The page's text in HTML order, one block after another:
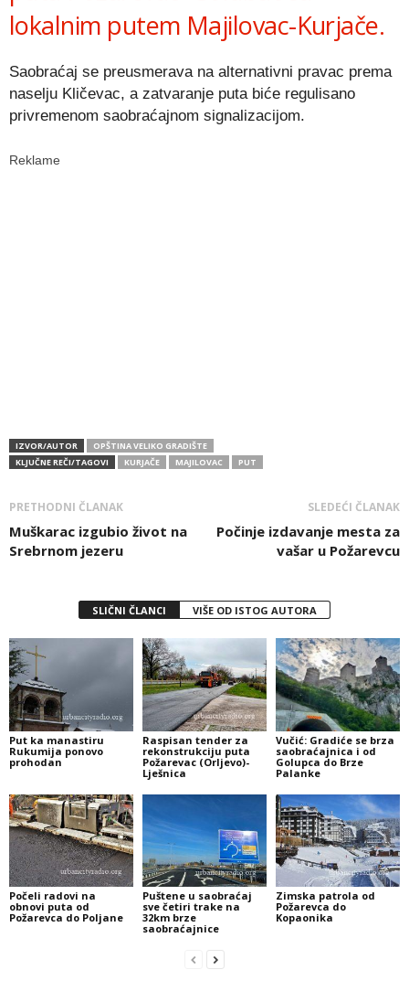
lokalnim putem Majilovac-Kurjače.
Saobraćaj se preusmerava na alternativni pravac prema
naselju Kličevac, a zatvaranje puta biće regulisano
privremenom saobraćajnom signalizacijom.
Reklame
IZVOR/AUTOR
OPŠTINA VELIKO GRADIŠTE
KLJUČNE REČI/TAGOVI
KURJAČE MAJILOVAC PUT
PRETHODNI ČLANAK
Muškarac izgubio život na
Srebrnom jezeru
SLEDEĆI ČLANAK
Počinje izdavanje mesta za
vašar u Požarevcu
SLIČNI ČLANCI VIŠE OD ISTOG AUTORA
Put ka manastiru
Rukumija ponovo
prohodan
Raspisan tender za
rekonstrukciju puta
Požarevac (Orljevo)-
Lješnica
Vučić: Gradiće se brza
saobraćajnica i od
Golupca do Brze
Palanke
Počeli radovi na
obnovi puta od
Požarevca do Poljane
Puštene u saobraćaj
sve četiri trake na
32km brze
saobraćajnice
Zimska patrola od
Požarevca do
Kopaonika